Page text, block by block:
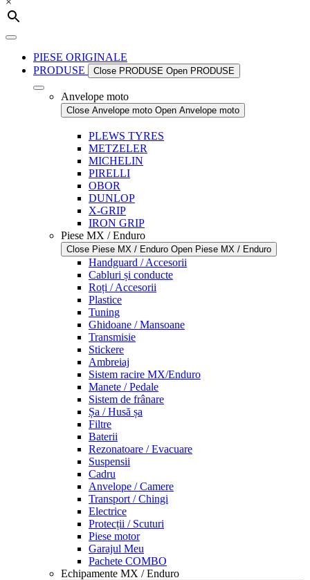
PIESE ORIGINALE
PRODUSE
Close PRODUSE Open PRODUSE
Anvelope moto
Close Anvelope moto Open Anvelope moto
PLEWS TYRES
METZELER
MICHELIN
PIRELLI
OBOR
DUNLOP
X-GRIP
IRON GRIP
Piese MX / Enduro
Close Piese MX / Enduro Open Piese MX / Enduro
Handguard / Accesorii
Cabluri și conducte
Roți / Accesorii
Plastice
Tuning
Ghidoane / Mansoane
Transmisie
Stickere
Ambreiaj
Sistem racire MX/Enduro
Manete / Pedale
Sistem de frânare
Șa / Husă șa
Filtre
Baterii
Rezonatoare / Evacuare
Suspensii
Cadru
Anvelope / Camere
Transport / Chingi
Electrice
Protecții / Scuturi
Piese motor
Garajul Meu
Pachete COMBO
Echipamente MX / Enduro